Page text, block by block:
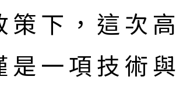
策下，這次
是一項技術